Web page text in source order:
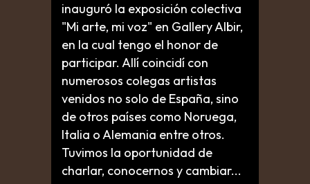
inauguró la exposición colectiva
"Mi arte, mi voz" en Gallery Albir,
en la cual tengo el honor de
participar. Allí coincidí con
numerosos colegas artistas
venidos no solo de España, sino
de otros países como Noruega,
Italia o Alemania entre otros.
Tuvimos la oportunidad de
charlar, conocernos y cambiar...